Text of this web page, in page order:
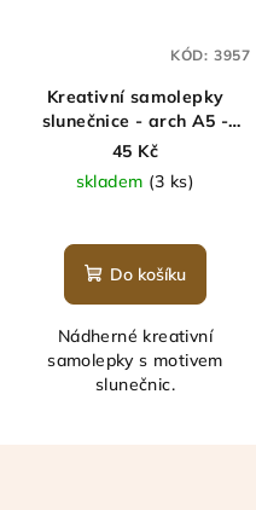
Kreativní samolepky
slunečnice - arch A5 -
MINIMEE
45 Kč
skladem (3 ks)
Do košíku
Nádherné kreativní
samolepky s motivem
slunečnic.
KÓD: 3957